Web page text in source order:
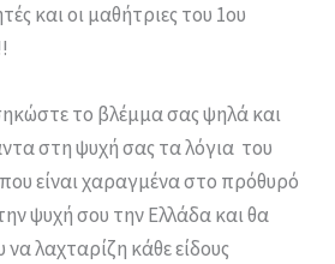
και οι μαθήτριες του 1ου
το βλέμμα σας ψηλά και
στη ψυχή σας τα λόγια του
είναι χαραγμένα στο πρόθυρό
ψυχή σου την Ελλάδα και θα
λαχταρίζη κάθε είδους